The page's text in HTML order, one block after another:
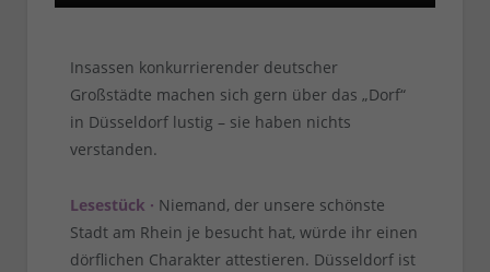
Insassen konkurrierender deutscher
Großstädte machen sich gern über das „Dorf“
in Düsseldorf lustig – sie haben nichts
verstanden.
Lesestück · Niemand, der unsere schönste
Stadt am Rhein je besucht hat, würde ihr einen
dörflichen Charakter attestieren. Düsseldorf ist